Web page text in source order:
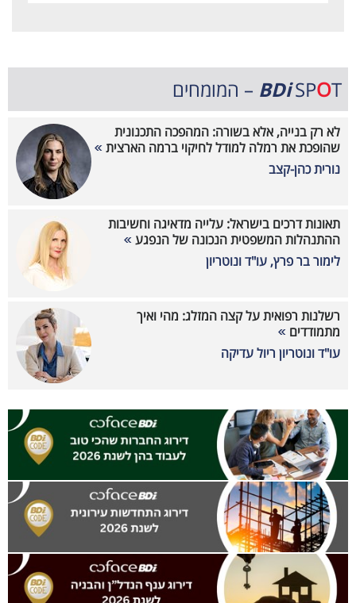
BDiSPOT – המומחים
לא רק בנייה, אלא בשורה: המהפכה התכנונית
שהופכת את רמלה למודל לחיקוי ברמה הארצית
נורית כהן-קצב
תאונות דרכים בישראל: עלייה מדאיגה וחשיבות
ההתנהלות המשפטית הנכונה של הנפגע
לימור בר פרץ, עו"ד ונוטריון
רשלנות רפואית על קצה המזלג: מהי ואיך
מתמודדים
עו"ד ונוטריון ריול עדיקה